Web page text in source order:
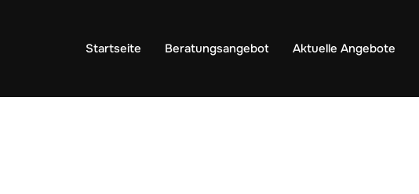
Startseite Beratungsangebot Aktuelle Angebote